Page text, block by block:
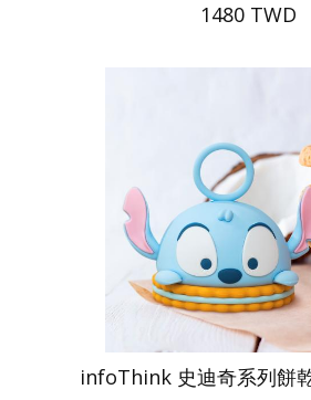
1480 TWD
infoThink 史迪奇系列餅